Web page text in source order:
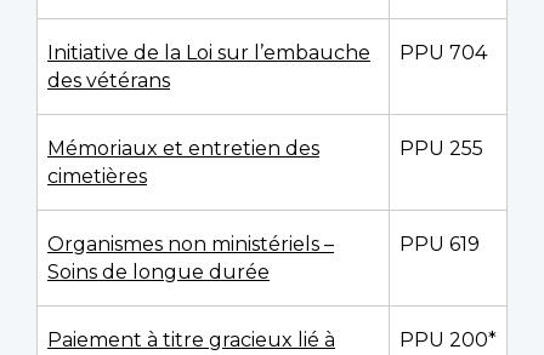
Initiative de la Loi sur l’embauche
des vétérans
PPU 704
Mémoriaux et entretien des
cimetières
PPU 255
Organismes non ministériels –
Soins de longue durée
PPU 619
Paiement à titre gracieux lié à
PPU 200*